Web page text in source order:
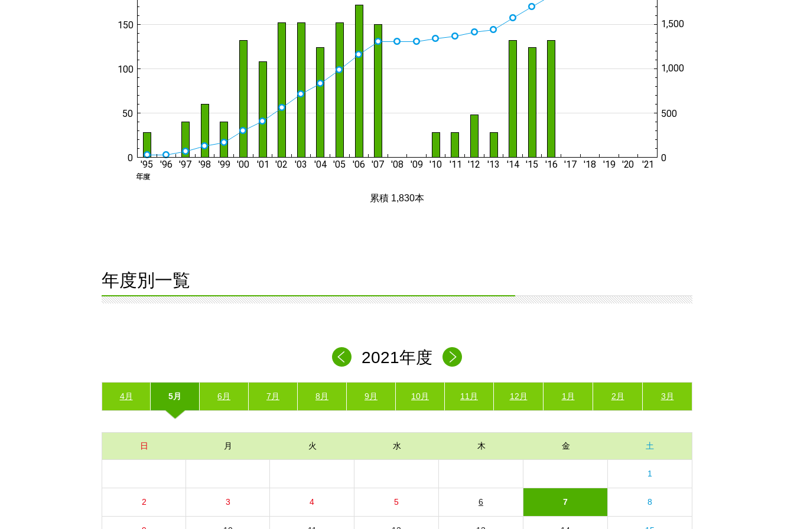
累積 1,830本
年度別一覧
2021年度
4月 5月 6月 7月 8月 9月 10月 11月 12月 1月 2月 3月
日 月 火 水 木 金 土
1
2 3 4 5 6 7 8